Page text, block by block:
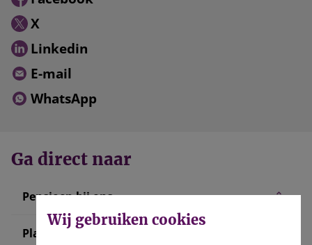
X
Linkedin
E-mail
WhatsApp
Ga direct naar
Pensioen bij ons
Plan uw pensioen
Wij gebruiken cookies